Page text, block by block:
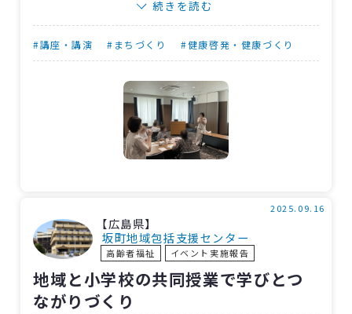
ーターなど8人が参加。がん治療の副作用で肌色
が悪くなったり、眉が薄くなったりしたなどの
悩みに対し、資生堂ジャパン株式会社のソーシ
ャルエリアパートナー（社会活動専門の美容
職）が化粧道具の使い方を実践しながら、スキ
ンケアやメイクのポイントを丁寧に説明してく
特に印象的だったのは、「大好きな赤い口紅
をつけたら心まで明るくなった」「これなら元
気に見えるね」と皆さんがどんどん元気に笑顔
になっていったことです。化粧のチカラで外見だ
けでなく、内面まで明るくなれた貴重な体験で
続きを読む
#講座・講演 #まちづくり #健康啓発・健康づくり
【広島県】
坂町地域包括支援センター
高齢者福祉 イベント実施報告
2025.09.16
地域と小学校の共同授業で学びとつ
ながりづくり